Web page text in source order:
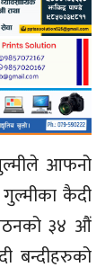
आफनो
कैदी
३४ औं
बन्दीहरुको